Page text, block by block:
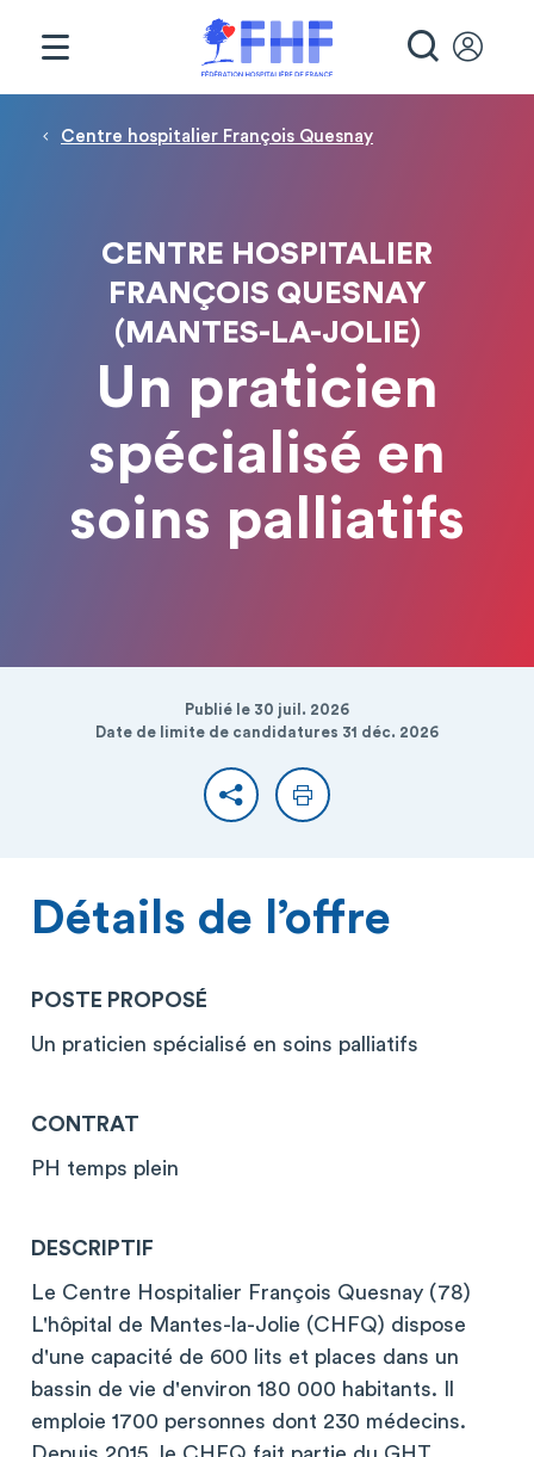
Fil d'Ariane
Centre hospitalier François Quesnay
CENTRE HOSPITALIER
FRANÇOIS QUESNAY
(MANTES-LA-JOLIE)
Un praticien
spécialisé en
soins palliatifs
Publié le 30 juil. 2026
Date de limite de candidatures 31 déc. 2026
PartagerImprimer
Détails de l’offre
POSTE PROPOSÉ
Un praticien spécialisé en soins palliatifs
CONTRAT
PH temps plein
DESCRIPTIF
Le Centre Hospitalier François Quesnay (78)
L'hôpital de Mantes-la-Jolie (CHFQ) dispose
d'une capacité de 600 lits et places dans un
bassin de vie d'environ 180 000 habitants. Il
emploie 1700 personnes dont 230 médecins.
Panneau de gestion des cookies